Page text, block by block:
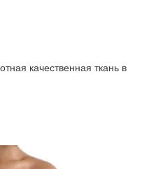
качественная ткань в